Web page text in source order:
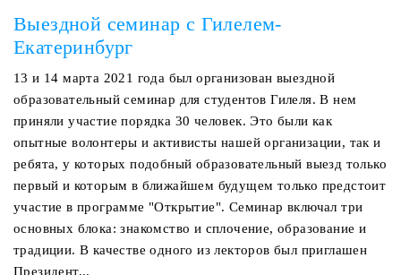
Выездной семинар с Гилелем-
Екатеринбург
13 и 14 марта 2021 года был организован выездной
образовательный семинар для студентов Гилеля. В нем
приняли участие порядка 30 человек. Это были как
опытные волонтеры и активисты нашей организации, так и
ребята, у которых подобный образовательный выезд только
первый и которым в ближайшем будущем только предстоит
участие в программе "Открытие". Семинар включал три
основных блока: знакомство и сплочение, образование и
традиции. В качестве одного из лекторов был приглашен
Президент...